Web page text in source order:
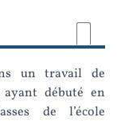
un travail de
débuté en
de l’école